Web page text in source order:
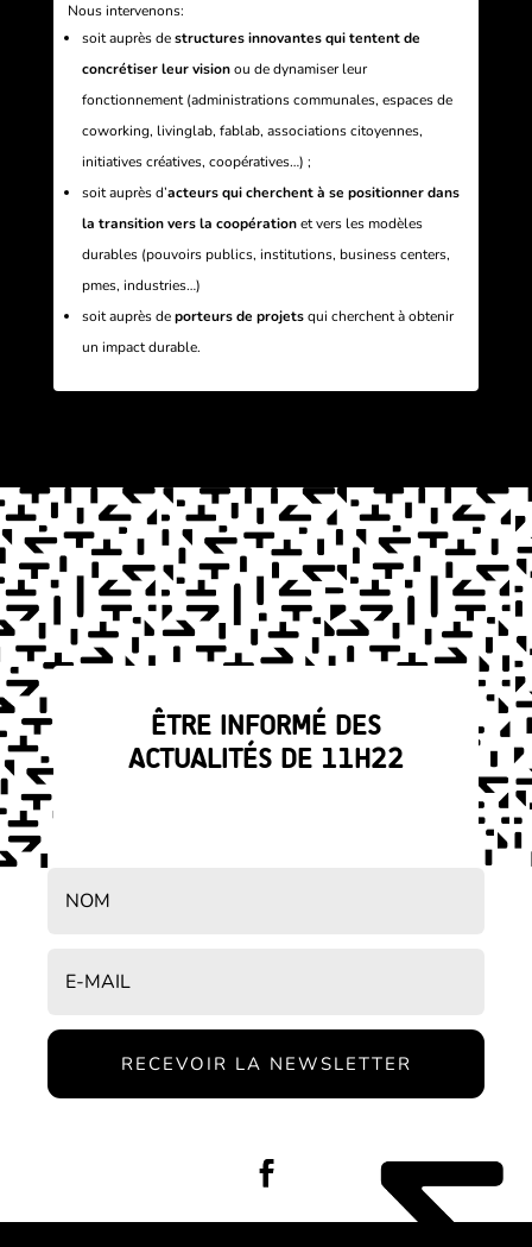
Nous intervenons:
soit auprès destructures innovantes qui tentent de
concrétiser leur visionou de dynamiser leur
fonctionnement (administrations communales, espaces de
coworking, livinglab, fablab, associations citoyennes,
initiatives créatives, coopératives…) ;
soit auprès d’acteurs qui cherchent à se positionner dans
la transition vers la coopérationet vers les modèles
durables (pouvoirs publics, institutions, business centers,
pmes, industries…)
soit auprès deporteurs de projetsqui cherchent à obtenir
un impact durable.
ÊTRE INFORMÉ DES
ACTUALITÉS DE 11H22
RECEVOIR LA NEWSLETTER